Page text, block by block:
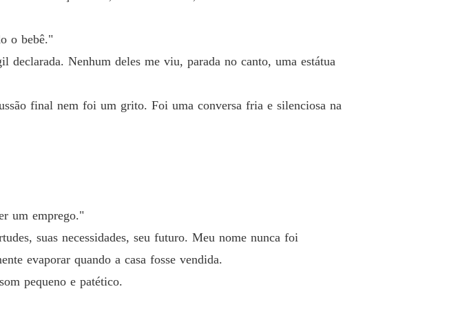
o bebê."
Nenhum deles me viu, parada no canto, uma estátua
final nem foi um grito. Foi uma conversa fria e silenciosa na
um emprego."
suas necessidades, seu futuro. Meu nome nunca foi
evaporar quando a casa fosse vendida.
pequeno e patético.